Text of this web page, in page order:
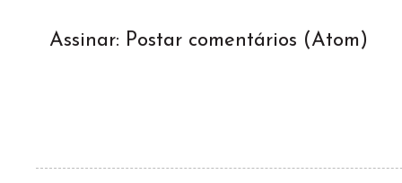
Assinar: Postar comentários (Atom)